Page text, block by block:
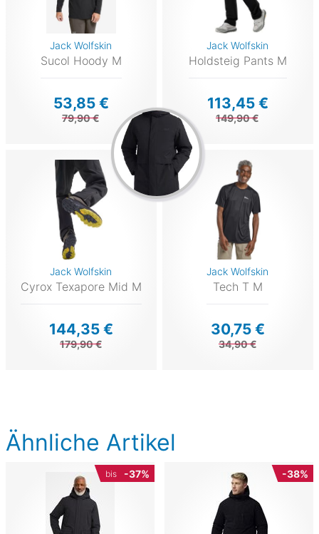
Jack Wolfskin
Sucol Hoody M
53,85 €
79,90 €
Jack Wolfskin
Holdsteig Pants M
113,45 €
149,90 €
Jack Wolfskin
Cyrox Texapore Mid M
144,35 €
179,90 €
Jack Wolfskin
Tech T M
30,75 €
34,90 €
Ähnliche Artikel
bis -37% -38%